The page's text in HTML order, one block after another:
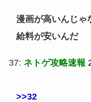
漫画が高いんじゃ
給料が安いんだ
37: ネトゲ攻略速報
>>32